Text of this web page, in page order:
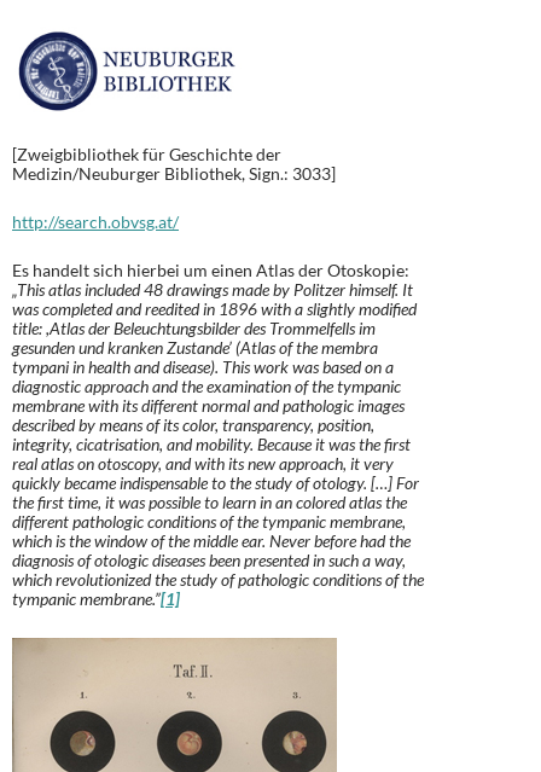
[Zweigbibliothek für Geschichte der
Medizin/Neuburger Bibliothek, Sign.: 3033]
http://search.obvsg.at/
Es handelt sich hierbei um einen Atlas der Otoskopie:
„This atlas included 48 drawings made by Politzer himself. It
was completed and reedited in 1896 with a slightly modified
title: ,Atlas der Beleuchtungsbilder des Trommelfells im
gesunden und kranken Zustande’ (Atlas of the membra
tympani in health and disease). This work was based on a
diagnostic approach and the examination of the tympanic
membrane with its different normal and pathologic images
described by means of its color, transparency, position,
integrity, cicatrisation, and mobility. Because it was the first
real atlas on otoscopy, and with its new approach, it very
quickly became indispensable to the study of otology. […] For
the first time, it was possible to learn in an colored atlas the
different pathologic conditions of the tympanic membrane,
which is the window of the middle ear. Never before had the
diagnosis of otologic diseases been presented in such a way,
which revolutionized the study of pathologic conditions of the
tympanic membrane.”[1]